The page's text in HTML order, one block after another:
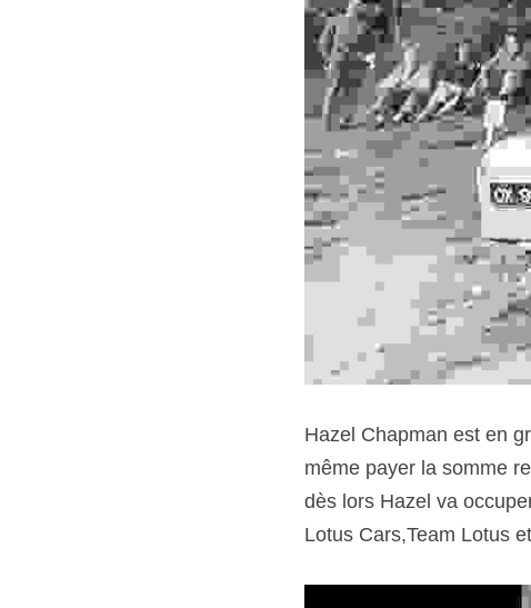
Hazel Chapman est en
même payer la somme
dès lors Hazel va
Lotus Cars,Team Lotus